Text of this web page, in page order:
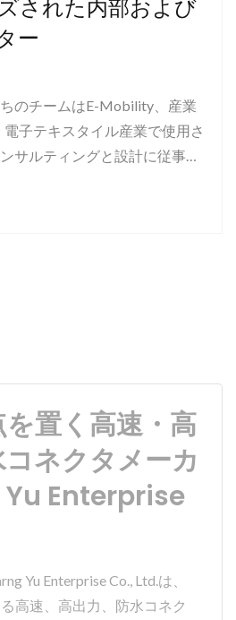
された内部および
ー
のチームはE-Mobility、産業
子テキスタイル産業で使用さ
サルティングと設計に従事し
彼らが直面しているコネクタ
置く高速・高
ネクタメーカ
Enterprise
Yu Enterprise Co., Ltd.は、
高速、高出力、防水コネク